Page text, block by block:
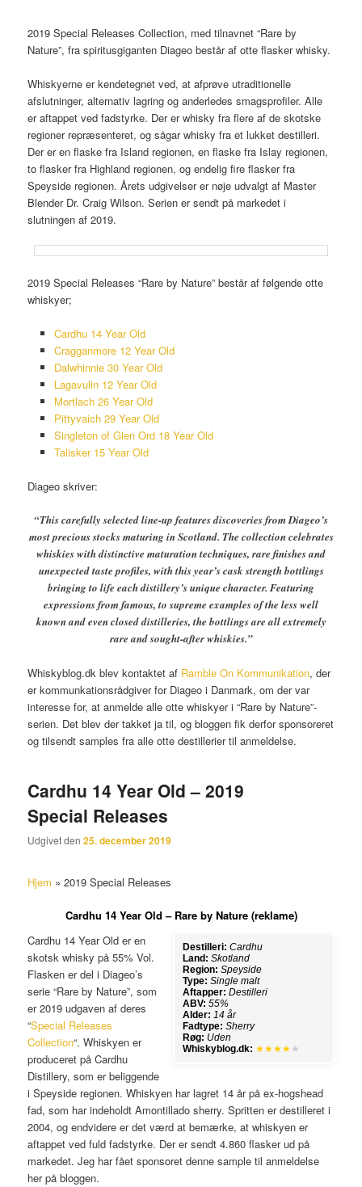
2019 Special Releases Collection, med tilnavnet “Rare by
Nature”, fra spiritusgiganten Diageo består af otte flasker whisky.
Whiskyerne er kendetegnet ved, at afprøve utraditionelle
afslutninger, alternativ lagring og anderledes smagsprofiler. Alle
er aftappet ved fadstyrke. Der er whisky fra flere af de skotske
regioner repræsenteret, og sågar whisky fra et lukket destilleri.
Der er en flaske fra Island regionen, en flaske fra Islay regionen,
to flasker fra Highland regionen, og endelig fire flasker fra
Speyside regionen. Årets udgivelser er nøje udvalgt af Master
Blender Dr. Craig Wilson. Serien er sendt på markedet i
slutningen af 2019.
2019 Special Releases “Rare by Nature” består af følgende otte
whiskyer;
Cardhu 14 Year Old
Cragganmore 12 Year Old
Dalwhinnie 30 Year Old
Lagavulin 12 Year Old
Mortlach 26 Year Old
Pittyvaich 29 Year Old
Singleton of Glen Ord 18 Year Old
Talisker 15 Year Old
Diageo skriver:
“This carefully selected line-up features discoveries from Diageo’s
most precious stocks maturing in Scotland. The collection celebrates
whiskies with distinctive maturation techniques, rare finishes and
unexpected taste profiles, with this year’s cask strength bottlings
bringing to life each distillery’s unique character. Featuring
expressions from famous, to supreme examples of the less well
known and even closed distilleries, the bottlings are all extremely
rare and sought-after whiskies.”
Whiskyblog.dk blev kontaktet af Ramble On Kommunikation, der
er kommunkationsrådgiver for Diageo i Danmark, om der var
interesse for, at anmelde alle otte whiskyer i “Rare by Nature”-
serien. Det blev der takket ja til, og bloggen fik derfor sponsoreret
og tilsendt samples fra alle otte destillerier til anmeldelse.
Cardhu 14 Year Old – 2019
Special Releases
Udgivet den25. december 2019
Hjem »2019 Special Releases
Cardhu 14 Year Old – Rare by Nature (reklame)
Destilleri: Cardhu
Land: Skotland
Region: Speyside
Type: Single malt
Aftapper: Destilleri
ABV: 55%
Alder: 14 år
Fadtype: Sherry
Røg: Uden
Whiskyblog.dk: ★★★★ ★
Cardhu 14 Year Old er en
skotsk whisky på 55% Vol.
Flasken er del i Diageo’s
serie “Rare by Nature”, som
er 2019 udgaven af deres
“Special Releases
Collection“. Whiskyen er
produceret på Cardhu
Distillery, som er beliggende
i Speyside regionen. Whiskyen har lagret 14 år på ex-hogshead
fad, som har indeholdt Amontillado sherry. Spritten er destilleret i
2004, og endvidere er det værd at bemærke, at whiskyen er
aftappet ved fuld fadstyrke. Der er sendt 4.860 flasker ud på
markedet. Jeg har fået sponsoret denne sample til anmeldelse
her på bloggen.